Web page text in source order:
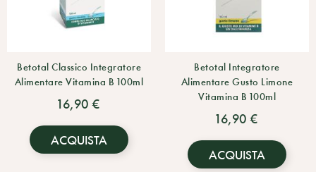
Betotal Classico Integratore
Alimentare Vitamina B 100ml
16,90 €
ACQUISTA
Betotal Integratore
Alimentare Gusto Limone
Vitamina B 100ml
16,90 €
ACQUISTA